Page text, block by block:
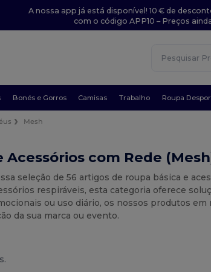
A nossa app já está disponível! 10 € de
com o código APP10 – Preços
Bonés e Gorros Camisas Trabalho Roupa
Mesh
Acessórios com Rede
seleção de 56 artigos de roupa básica e
respiráveis, esta categoria oferece
ou uso diário, os nossos produtos
da sua marca ou evento.